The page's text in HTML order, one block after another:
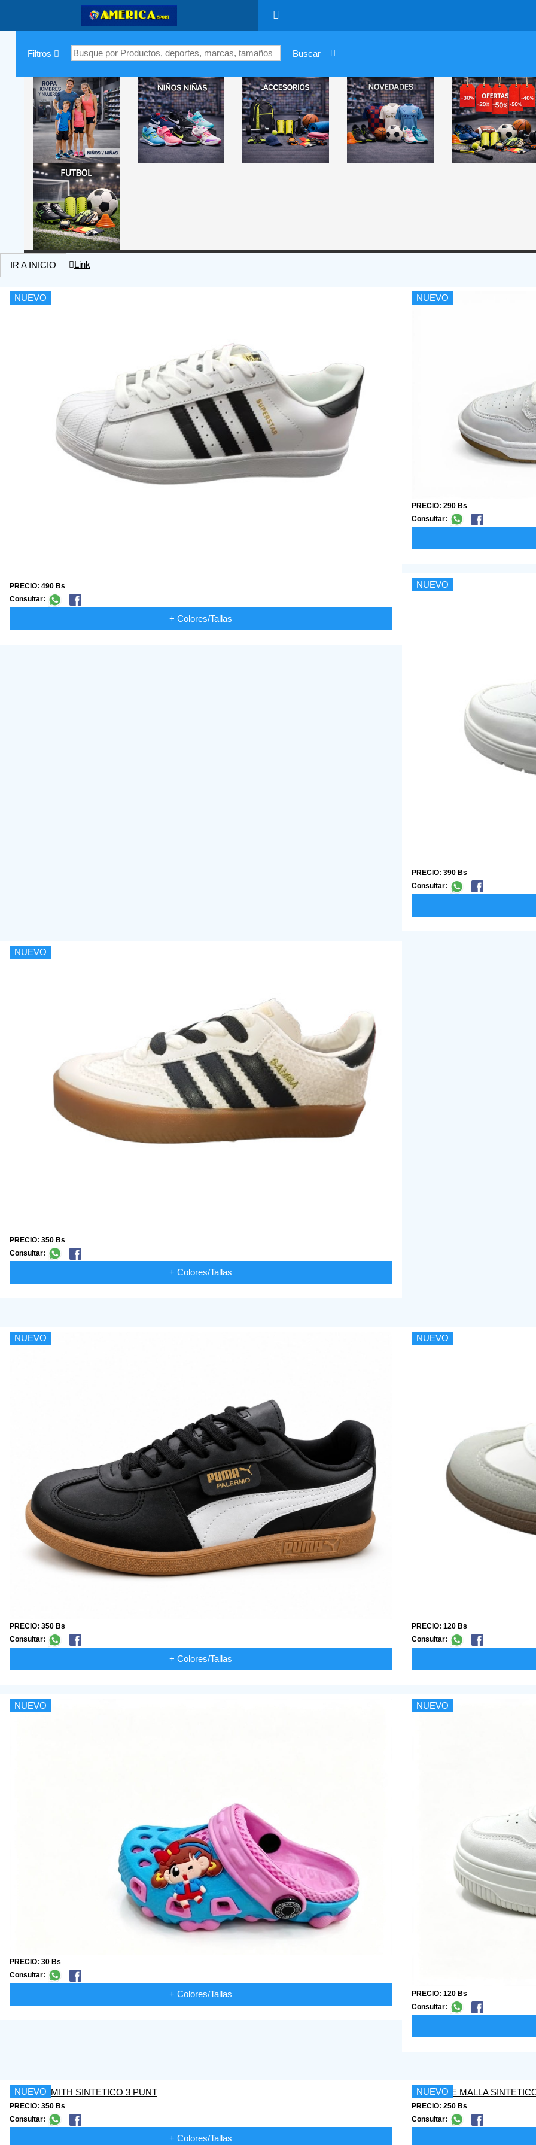
Filtros
IR A INICIO Link
NUEVO
PRECIO: 490 Bs
Consultar:
+ Colores/Tallas
NUEVO
PRECIO: 290 Bs
Consultar:
NUEVO
PRECIO: 390 Bs
Consultar:
NUEVO
PRECIO: 350 Bs
Consultar:
+ Colores/Tallas
NUEVO
PRECIO: 350 Bs
Consultar:
+ Colores/Tallas
NUEVO
PRECIO: 120 Bs
Consultar:
NUEVO
PRECIO: 30 Bs
Consultar:
+ Colores/Tallas
NUEVO
PRECIO: 120 Bs
Consultar:
NUEVO
PRECIO: 350 Bs
Consultar:
+ Colores/Tallas
NUEVO
PRECIO: 250 Bs
Consultar: